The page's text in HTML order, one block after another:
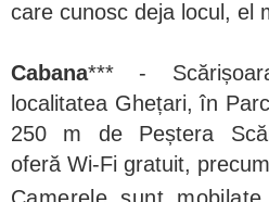
care cunosc deja locul, el
Cabana*** -
localitatea Ghețari, în
250 m de Peștera
oferă Wi-Fi gratuit,